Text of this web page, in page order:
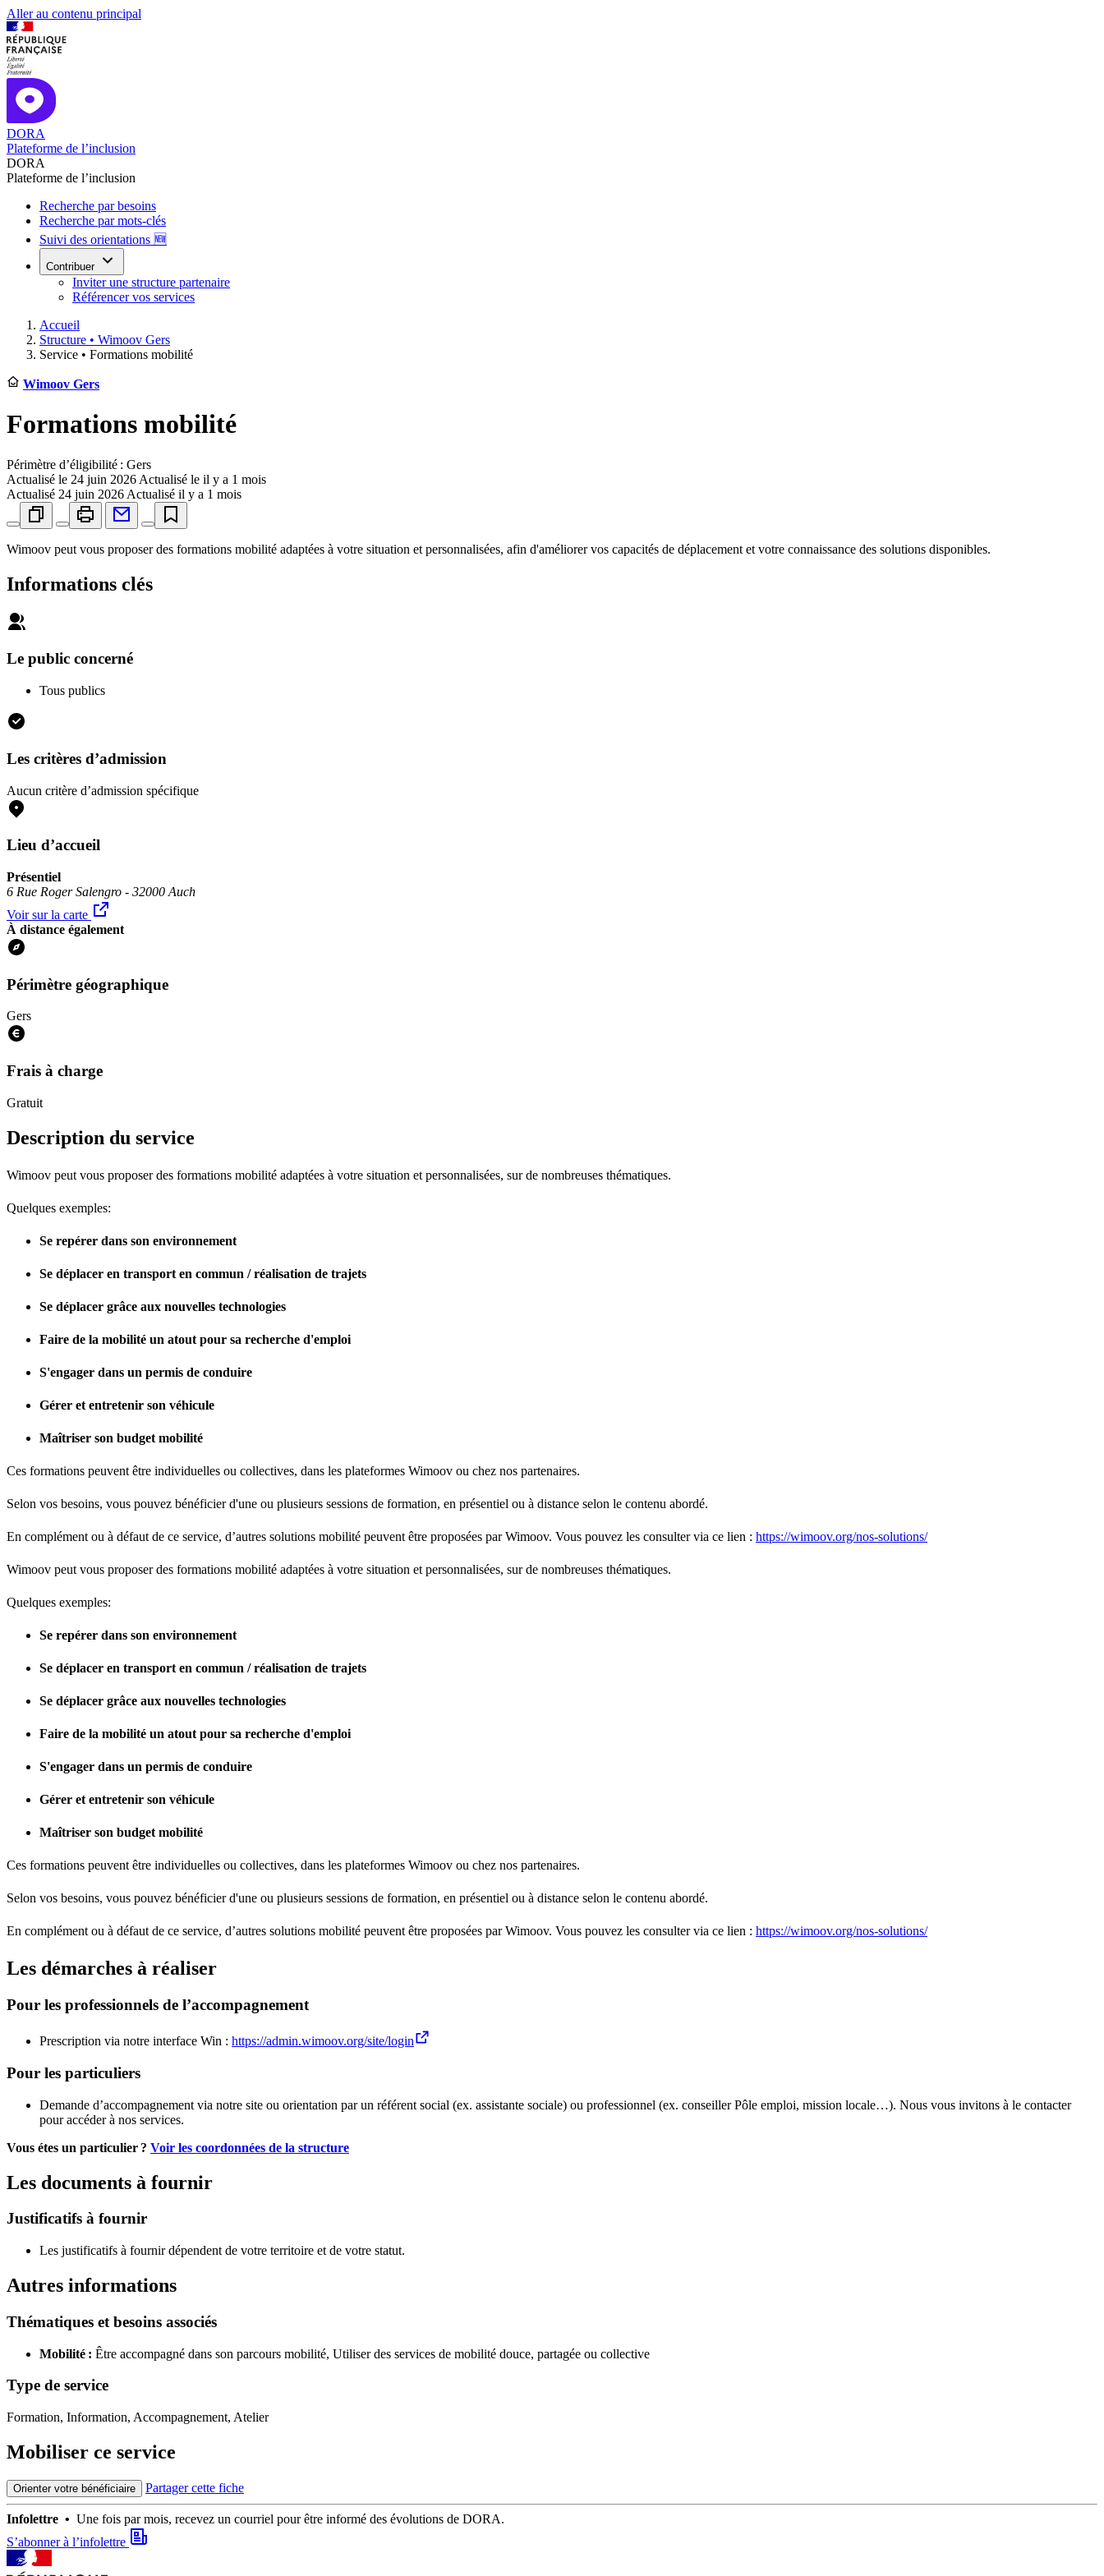
Aller au contenu principal
DORA
Plateforme de l’inclusion
DORA
Plateforme de l’inclusion
Recherche par besoins
Recherche par mots-clés
Suivi des orientations 🆕
Contribuer
Inviter une structure partenaire
Référencer vos services
Accueil
Structure • Wimoov Gers
Service • Formations mobilité
Wimoov Gers
Formations mobilité
Périmètre d’éligibilité : Gers
Actualisé le 24 juin 2026 Actualisé le il y a 1 mois
Actualisé 24 juin 2026 Actualisé il y a 1 mois
Wimoov peut vous proposer des formations mobilité adaptées à votre situation et personnalisées, afin d'améliorer vos capacités de déplacement et votre connaissance des solutions disponibles.
Informations clés
Le public concerné
Tous publics
Les critères d’admission
Aucun critère d’admission spécifique
Lieu d’accueil
Présentiel
6 Rue Roger Salengro - 32000 Auch
Voir sur la carte
À distance également
Périmètre géographique
Gers
Frais à charge
Gratuit
Description du service
Wimoov peut vous proposer des formations mobilité adaptées à votre situation et personnalisées, sur de nombreuses thématiques.
Quelques exemples:
Se repérer dans son environnement
Se déplacer en transport en commun / réalisation de trajets
Se déplacer grâce aux nouvelles technologies
Faire de la mobilité un atout pour sa recherche d'emploi
S'engager dans un permis de conduire
Gérer et entretenir son véhicule
Maîtriser son budget mobilité
Ces formations peuvent être individuelles ou collectives, dans les plateformes Wimoov ou chez nos partenaires.
Selon vos besoins, vous pouvez bénéficier d'une ou plusieurs sessions de formation, en présentiel ou à distance selon le contenu abordé.
En complément ou à défaut de ce service, d’autres solutions mobilité peuvent être proposées par Wimoov. Vous pouvez les consulter via ce lien : https://wimoov.org/nos-solutions/
Wimoov peut vous proposer des formations mobilité adaptées à votre situation et personnalisées, sur de nombreuses thématiques.
Quelques exemples:
Se repérer dans son environnement
Se déplacer en transport en commun / réalisation de trajets
Se déplacer grâce aux nouvelles technologies
Faire de la mobilité un atout pour sa recherche d'emploi
S'engager dans un permis de conduire
Gérer et entretenir son véhicule
Maîtriser son budget mobilité
Ces formations peuvent être individuelles ou collectives, dans les plateformes Wimoov ou chez nos partenaires.
Selon vos besoins, vous pouvez bénéficier d'une ou plusieurs sessions de formation, en présentiel ou à distance selon le contenu abordé.
En complément ou à défaut de ce service, d’autres solutions mobilité peuvent être proposées par Wimoov. Vous pouvez les consulter via ce lien : https://wimoov.org/nos-solutions/
Les démarches à réaliser
Pour les professionnels de l’accompagnement
Prescription via notre interface Win : https://admin.wimoov.org/site/login
Pour les particuliers
Demande d’accompagnement via notre site ou orientation par un référent social (ex. assistante sociale) ou professionnel (ex. conseiller Pôle emploi, mission locale…). Nous vous invitons à le contacter
pour accéder à nos services.
Vous étes un particulier ? Voir les coordonnées de la structure
Les documents à fournir
Justificatifs à fournir
Les justificatifs à fournir dépendent de votre territoire et de votre statut.
Autres informations
Thématiques et besoins associés
Mobilité : Être accompagné dans son parcours mobilité, Utiliser des services de mobilité douce, partagée ou collective
Type de service
Formation, Information, Accompagnement, Atelier
Mobiliser ce service
Orienter votre bénéficiaire Partager cette fiche
Infolettre • Une fois par mois, recevez un courriel pour être informé des évolutions de DORA.
S’abonner à l’infolettre